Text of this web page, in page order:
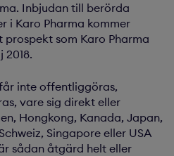
Inbjudan till berörda
i Karo Pharma kommer
som Karo Pharma
2018.
inte offentliggöras,
vare sig direkt eller
Hongkong, Kanada, Japan,
Singapore eller USA
sådan åtgärd helt eller